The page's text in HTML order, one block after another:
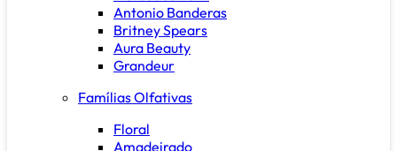
Antonio Banderas
Britney Spears
Aura Beauty
Grandeur
Famílias Olfativas
Floral
Amadeirado